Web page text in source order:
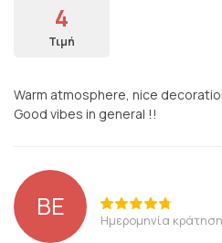
4
Τιμή
Warm atmosphere, nice
Good vibes in general !!
BE Ημερομηνία